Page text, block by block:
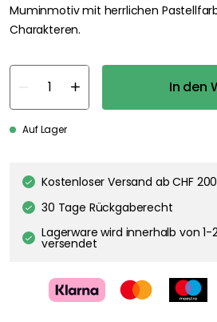
Muminmotiv mit herrlichen
Charakteren.
In den
Auf Lager
Kostenloser Versand ab CHF
30 Tage Rückgaberecht
Lagerware wird innerhalb von 1-
versendet